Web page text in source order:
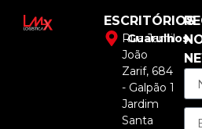
ESCRITÓRIOS
Guarulhos
Rua Jamil
João
Zarif, 684
- Galpão 1
Jardim
Santa